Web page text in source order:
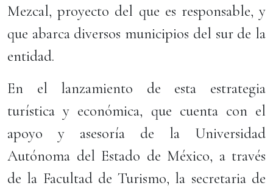
Mezcal, proyecto del que es responsable, y
que abarca diversos municipios del sur de la
entidad.
En el lanzamiento de esta estrategia
turística y económica, que cuenta con el
apoyo y asesoría de la Universidad
Autónoma del Estado de México, a través
de la Facultad de Turismo, la secretaria de